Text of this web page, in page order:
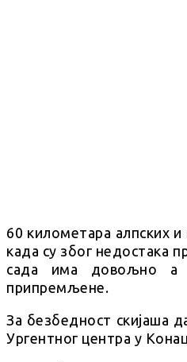
60 километара алпских и
када су због недостака
сада има довољно а
припремљене.
За безбедност скијаша
Ургентног центра у